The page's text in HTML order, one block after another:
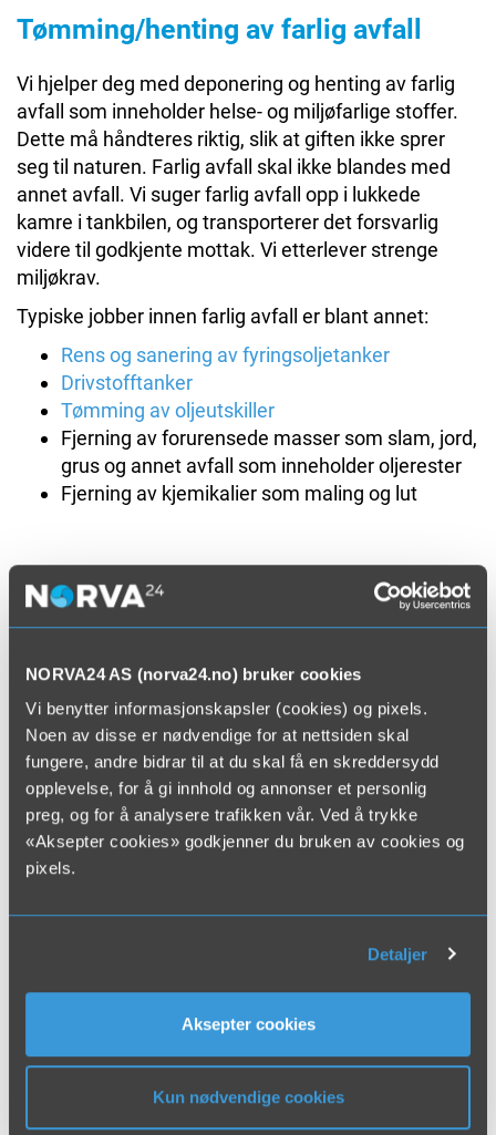
NORVA24 AS (norva24.no) bruker cookies
Vi benytter informasjonskapsler (cookies) og pixels.
Noen av disse er nødvendige for at nettsiden skal
fungere, andre bidrar til at du skal få en skreddersydd
opplevelse, for å gi innhold og annonser et personlig
preg, og for å analysere trafikken vår. Ved å trykke
«Aksepter cookies» godkjenner du bruken av cookies og
pixels.
Detaljer
Aksepter cookies
Kun nødvendige cookies
Tømming/henting av farlig avfall
Vi hjelper deg med deponering og henting av farlig
avfall som inneholder helse- og miljøfarlige stoffer.
Dette må håndteres riktig, slik at giften ikke sprer
seg til naturen. Farlig avfall skal ikke blandes med
annet avfall. Vi suger farlig avfall opp i lukkede
kamre i tankbilen, og transporterer det forsvarlig
videre til godkjente mottak. Vi etterlever strenge
miljøkrav.
Typiske jobber innen farlig avfall er blant annet:
Rens og sanering av fyringsoljetanker
Drivstofftanker
Tømming av oljeutskiller
Fjerning av forurensede masser som slam, jord,
grus og annet avfall som inneholder oljerester
Fjerning av kjemikalier som maling og lut
Pris
For mer informasjon eller bestilling av henting og
håndtering av farlig avfall – finn din nærmeste
avdeling, eller send oss en forespørsel.